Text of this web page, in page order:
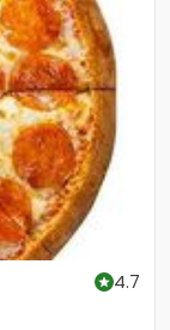
4.7